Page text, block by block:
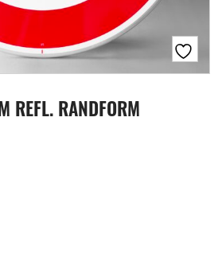
REFL. RANDFORM